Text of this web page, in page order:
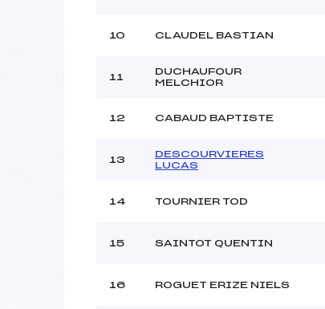
10 CLAUDEL BASTIAN
11
DUCHAUFOUR
MELCHIOR
12 CABAUD BAPTISTE
13
DESCOURVIERES
LUCAS
14 TOURNIER TOD
15 SAINTOT QUENTIN
16 ROGUET ERIZE NIELS